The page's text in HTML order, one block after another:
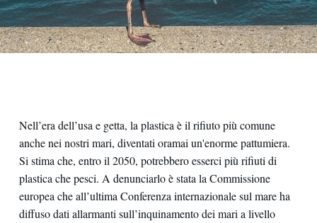
Nell’era dell’usa e getta, la plastica è il rifiuto più comune
anche nei nostri mari, diventati oramai un'enorme pattumiera.
Si stima che, entro il 2050, potrebbero esserci più rifiuti di
plastica che pesci. A denunciarlo è stata la Commissione
europea che all’ultima Conferenza internazionale sul mare ha
diffuso dati allarmanti sull’inquinamento dei mari a livello